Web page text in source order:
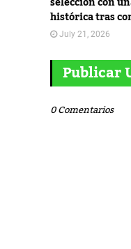
histórica tras
July 21, 2026
Publicar
0 Comentarios